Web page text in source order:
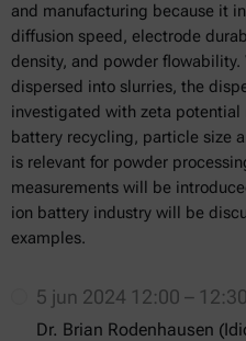
and manufacturing because it
diffusion speed, electrode
density, and powder
dispersed into slurries, the
investigated with zeta potential
battery recycling, particle size
is relevant for powder
measurements will be
ion battery industry will be
examples.
5 jun 2024 12:00 –
Dr. Brian Rodenhausen